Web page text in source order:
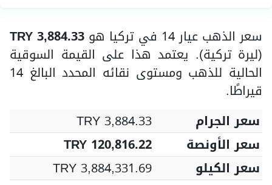
سعر الذهب عيار 14 في تركيا هو TRY 3,884.33
(ليرة تركية). يعتمد هذا على القيمة السوقية
الحالية للذهب ومستوى نقائه المحدد البالغ 14
قيراطًا.
سعر الجرام
TRY 3,884.33
سعر الأونصة
TRY 120,816.22
سعر الكيلو
TRY 3,884,331.69